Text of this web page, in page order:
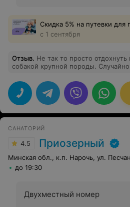
Скидка 5% на путевки для
с 1 сентября
Отзыв. Не так то просто отдохнуть
собакой крупной породы. Случайно
собакой без проблем. Номер
большой и теплый. Нас все
всяких похвал. Ирине Николаевне
за теплоту общения и вкусную
а воздухом не возможно
показалось раем.
САНАТОРИЙ
4.5 Приозерный
Минская обл., к.п. Нарочь, ул.
до 19:30
Двухместный номер